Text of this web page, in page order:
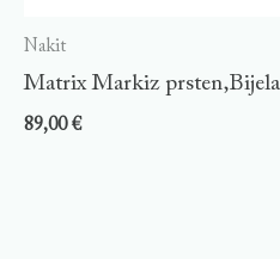
Nakit
Matrix Markiz
89,00€